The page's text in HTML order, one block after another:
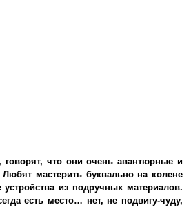
говорят, что они очень авантюрные и
мастерить буквально на колене
из подручных материалов.
есть место… нет, не подвигу-чуду,